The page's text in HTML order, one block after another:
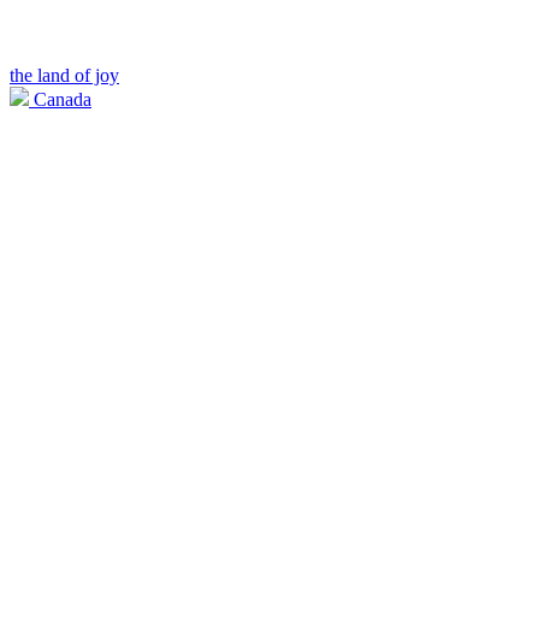
the land of joy
Canada